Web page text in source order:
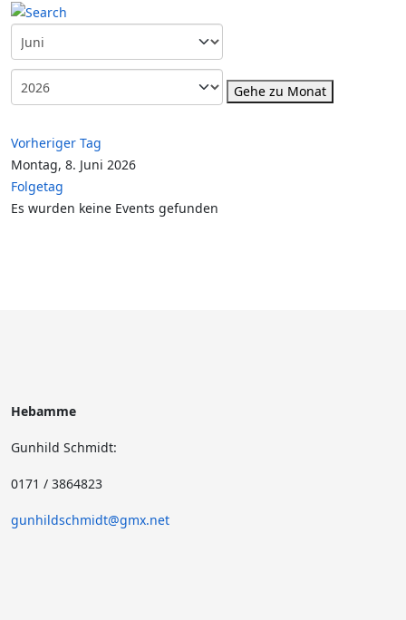
Gehe zu Monat
Vorheriger Tag
Montag, 8. Juni 2026
Folgetag
Es wurden keine Events gefunden
Hebamme
Gunhild Schmidt:
0171 / 3864823
gunhildschmidt@gmx.net